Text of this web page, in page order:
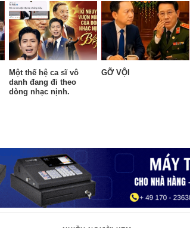
Một thế hệ ca sĩ vô
danh đang đi theo
dòng nhạc nịnh.
GỠ VỘI